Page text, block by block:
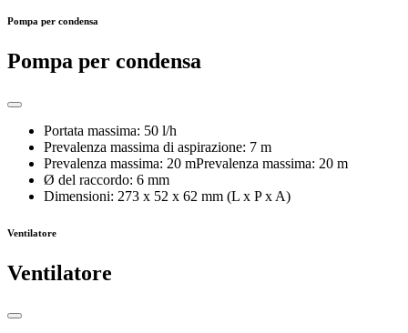
Pompa per condensa
Pompa per condensa
Portata massima: 50 l/h
Prevalenza massima di aspirazione: 7 m
Prevalenza massima: 20 mPrevalenza massima: 20 m
Ø del raccordo: 6 mm
Dimensioni: 273 x 52 x 62 mm (L x P x A)
Ventilatore
Ventilatore